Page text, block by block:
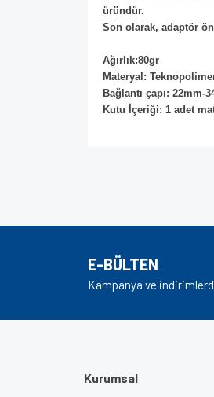
üründür.
Son olarak, adaptör
Ağırlık:80gr
Materyal:
Bağlantı çapı: 22mm-
Kutu İçeriği: 1 adet
Ürün resmi
Ürün
E-BÜLTEN
Kampanya ve
Kurumsal